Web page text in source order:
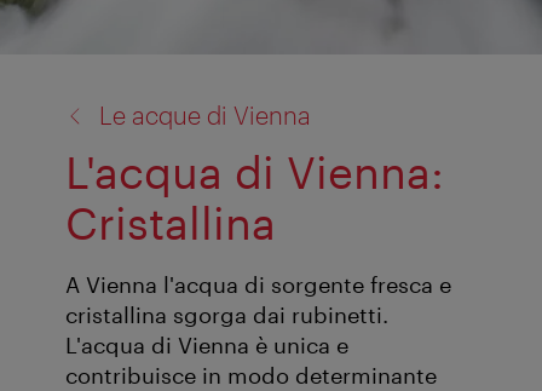
Le acque di Vienna
L'acqua di Vienna:
Cristallina
A Vienna l'acqua di sorgente fresca e
cristallina sgorga dai rubinetti.
L'acqua di Vienna è unica e
contribuisce in modo determinante